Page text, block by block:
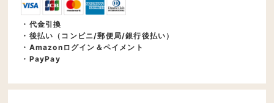
・代金引換
・後払い（コンビニ/郵便局/銀行後払い）
・Amazonログイン＆ペイメント
・PayPay